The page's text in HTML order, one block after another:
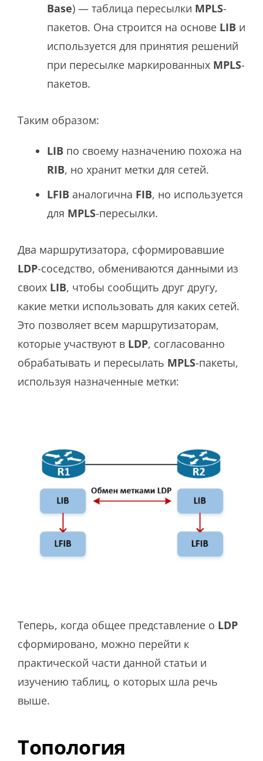
Base) — таблица пересылки MPLS-
пакетов. Она строится на основе LIB и
используется для принятия решений
при пересылке маркированных MPLS-
пакетов.
Таким образом:
LIB по своему назначению похожа на
RIB, но хранит метки для сетей.
LFIB аналогична FIB, но используется
для MPLS-пересылки.
Два маршрутизатора, сформировавшие
LDP-соседство, обмениваются данными из
своих LIB, чтобы сообщить друг другу,
какие метки использовать для каких сетей.
Это позволяет всем маршрутизаторам,
которые участвуют в LDP, согласованно
обрабатывать и пересылать MPLS-пакеты,
используя назначенные метки:
Теперь, когда общее представление о LDP
сформировано, можно перейти к
практической части данной статьи и
изучению таблиц, о которых шла речь
выше.
Топология